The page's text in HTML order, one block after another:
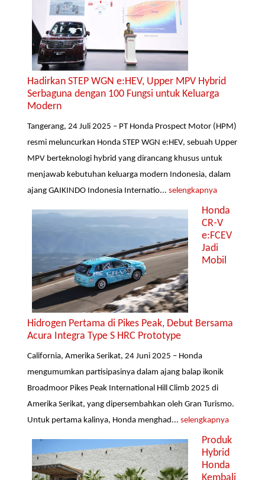
Hadirkan STEP WGN e:HEV, Upper MPV Hybrid
Serbaguna dengan 100 Fungsi untuk Keluarga
Modern
Tangerang, 24 Juli 2025 – PT Honda Prospect Motor (HPM)
resmi meluncurkan Honda STEP WGN e:HEV, sebuah Upper
MPV berteknologi hybrid yang dirancang khusus untuk
menjawab kebutuhan keluarga modern Indonesia, dalam
ajang GAIKINDO Indonesia Internatio...selengkapnya
Honda
CR-V
e:FCEV
Jadi
Mobil
Hidrogen Pertama di Pikes Peak, Debut Bersama
Acura Integra Type S HRC Prototype
California, Amerika Serikat, 24 Juni 2025 – Honda
mengumumkan partisipasinya dalam ajang balap ikonik
Broadmoor Pikes Peak International Hill Climb 2025 di
Amerika Serikat, yang dipersembahkan oleh Gran Turismo.
Untuk pertama kalinya, Honda menghad...selengkapnya
Produk
Hybrid
Honda